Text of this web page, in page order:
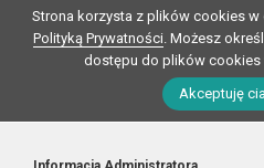
Strona korzysta z plików cookies w
Polityką Prywatności. Możesz
dostępu do plików cookies
Akceptuję